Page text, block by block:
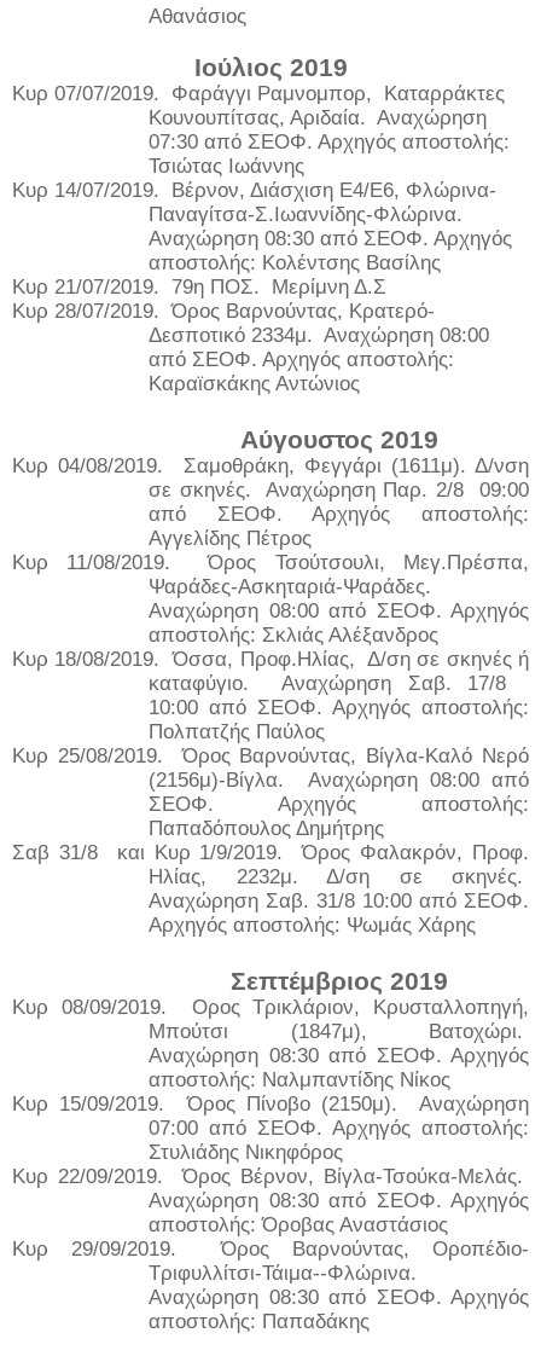
Αθανάσιος
Ιούλιος 2019
Κυρ 07/07/2019. Φαράγγι Ραμνομπορ, Καταρράκτες
Κουνουπίτσας, Αριδαία. Αναχώρηση
07:30 από ΣΕΟΦ. Αρχηγός αποστολής:
Τσιώτας Ιωάννης
Κυρ 14/07/2019. Βέρνον, Διάσχιση Ε4/Ε6, Φλώρινα-
Παναγίτσα-Σ.Ιωαννίδης-Φλώρινα.
Αναχώρηση 08:30 από ΣΕΟΦ. Αρχηγός
αποστολής: Κολέντσης Βασίλης
Κυρ 21/07/2019. 79η ΠΟΣ. Μερίμνη Δ.Σ
Κυρ 28/07/2019. Όρος Βαρνούντας, Κρατερό-
Δεσποτικό 2334μ. Αναχώρηση 08:00
από ΣΕΟΦ. Αρχηγός αποστολής:
Καραϊσκάκης Αντώνιος
Αύγουστος 2019
Κυρ 04/08/2019.
Σαμοθράκη, Φεγγάρι (1611μ). Δ/νση
σε σκηνές.
Αναχώρηση Παρ. 2/8
09:00
από ΣΕΟΦ. Αρχηγός αποστολής:
Αγγελίδης Πέτρος
Κυρ 11/08/2019.
Όρος Τσούτσουλι, Μεγ.Πρέσπα,
Ψαράδες-Ασκηταριά-Ψαράδες.
Αναχώρηση 08:00 από ΣΕΟΦ. Αρχηγός
αποστολής: Σκλιάς Αλέξανδρος
Κυρ 18/08/2019.
Όσσα, Προφ.Ηλίας, Δ/ση σε σκηνές ή
καταφύγιο.
Αναχώρηση Σαβ. 17/8
10:00 από ΣΕΟΦ. Αρχηγός αποστολής:
Πολπατζής Παύλος
Κυρ 25/08/2019.
Όρος Βαρνούντας, Βίγλα-Καλό Νερό
(2156μ)-Βίγλα.
Αναχώρηση 08:00 από
ΣΕΟΦ. Αρχηγός αποστολής:
Παπαδόπουλος Δημήτρης
Σαβ 31/8
και Κυρ 1/9/2019.
Όρος Φαλακρόν, Προφ.
Ηλίας, 2232μ. Δ/ση σε σκηνές.
Αναχώρηση Σαβ. 31/8 10:00 από ΣΕΟΦ.
Αρχηγός αποστολής: Ψωμάς Χάρης
Σεπτέμβριος 2019
Κυρ 08/09/2019.
Ορος Τρικλάριον, Κρυσταλλοπηγή,
Μπούτσι (1847μ), Βατοχώρι.
Αναχώρηση 08:30 από ΣΕΟΦ. Αρχηγός
αποστολής: Ναλμπαντίδης Νίκος
Κυρ 15/09/2019.
Όρος Πίνοβο (2150μ).
Αναχώρηση
07:00 από ΣΕΟΦ. Αρχηγός αποστολής:
Στυλιάδης Νικηφόρος
Κυρ 22/09/2019.
Όρος Βέρνον, Βίγλα-Τσούκα-Μελάς.
Αναχώρηση 08:30 από ΣΕΟΦ. Αρχηγός
αποστολής: Όροβας Αναστάσιος
Κυρ 29/09/2019.
Όρος Βαρνούντας, Οροπέδιο-
Τριφυλλίτσι-Τάιμα--Φλώρινα.
Αναχώρηση 08:30 από ΣΕΟΦ. Αρχηγός
αποστολής: Παπαδάκης